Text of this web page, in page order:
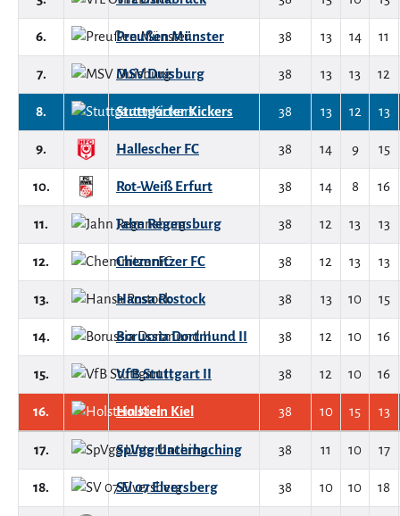
6. Preußen Münster 38 13 14 11
7. MSV Duisburg 38 13 13 12
8. Stuttgarter Kickers 38 13 12 13
9. Hallescher FC 38 14 9 15
10. Rot-Weiß Erfurt 38 14 8 16
11. Jahn Regensburg 38 12 13 13
12. Chemnitzer FC 38 12 13 13
13. Hansa Rostock 38 13 10 15
14. Borussia Dortmund II 38 12 10 16
15. VfB Stuttgart II 38 12 10 16
16. Holstein Kiel 38 10 15 13
17. SpVgg Unterhaching 38 11 10 17
18. SV 07 Elversberg 38 10 10 18